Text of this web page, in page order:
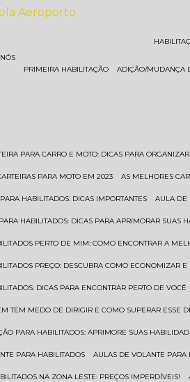
NÓS
PRIMEIRA HABILITAÇÃO ADIÇÃO/MUDANÇA
PARA CARRO E MOTO: DICAS PARA
PARA MOTO EM 2023 AS MELHORES
HABILITADOS: DICAS IMPORTANTES AULA
HABILITADOS: DICAS PARA APRIMORAR SUAS
PERTO DE MIM: COMO ENCONTRAR A
PREÇO: DESCUBRA COMO ECONOMIZAR
DICAS PARA ENCONTRAR PERTO DE VOCÊ
TEM MEDO DE DIRIGIR E COMO SUPERAR ESSE
PARA HABILITADOS: APRIMORE SUAS
PARA HABILITADOS AULAS DE VOLANTE
NA ZONA LESTE: PREÇOS IMPERDÍVEIS!